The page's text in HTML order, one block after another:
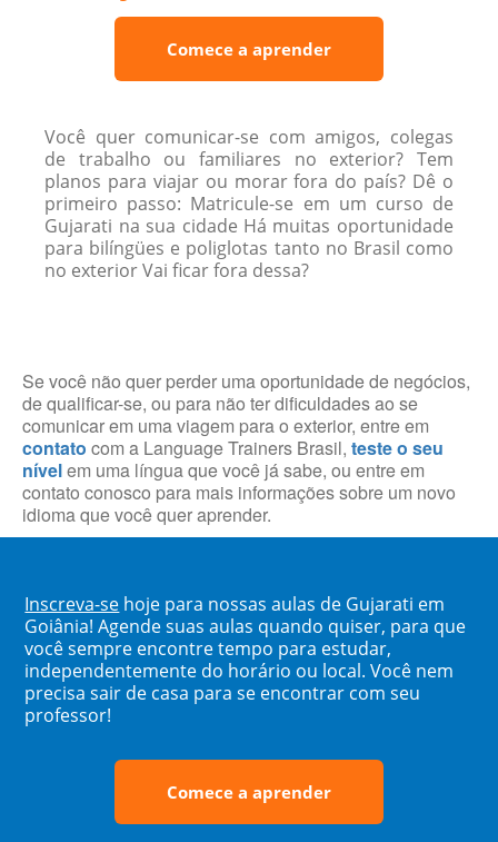
Comece a aprender
Você quer comunicar-se com amigos, colegas
de trabalho ou familiares no exterior? Tem
planos para viajar ou morar fora do país? Dê o
primeiro passo: Matricule-se em um curso de
Gujarati na sua cidade Há muitas oportunidade
para bilíngües e poliglotas tanto no Brasil como
no exterior Vai ficar fora dessa?
Se você não quer perder uma oportunidade de negócios,
de qualificar-se, ou para não ter dificuldades ao se
comunicar em uma viagem para o exterior, entre em
contato com a Language Trainers Brasil, teste o seu
nívelem uma língua que você já sabe, ou entre em
contato conosco para mais informações sobre um novo
idioma que você quer aprender.
Inscreva-se hoje para nossas aulas de Gujarati em
Goiânia! Agende suas aulas quando quiser, para que
você sempre encontre tempo para estudar,
independentemente do horário ou local. Você nem
precisa sair de casa para se encontrar com seu
professor!
Comece a aprender